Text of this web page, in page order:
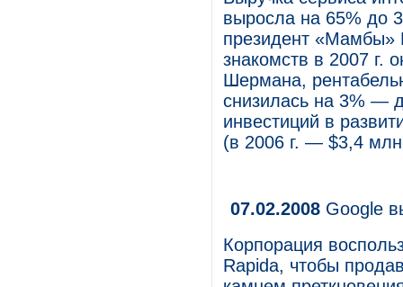
выросла на 65% до
президент «Мамбы»
знакомств в 2007 г.
Шермана,
снизилась на 3% —
инвестиций в
(в 2006 г. — $3,4
07.02.2008 Google
Корпорация
Rapida, чтобы